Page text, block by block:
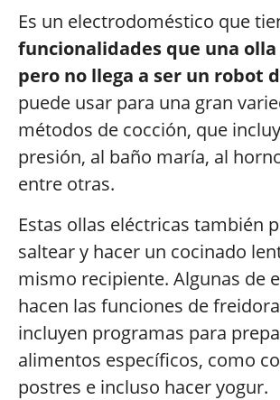
Es un electrodoméstico que
funcionalidades que una
pero no llega a ser un robot
puede usar para una gran
métodos de cocción, que
presión, al baño maría, al
entre otras.
Estas ollas eléctricas también
saltear y hacer un cocinado
mismo recipiente. Algunas de
hacen las funciones de
incluyen programas para
alimentos específicos, como
postres e incluso hacer yogur.